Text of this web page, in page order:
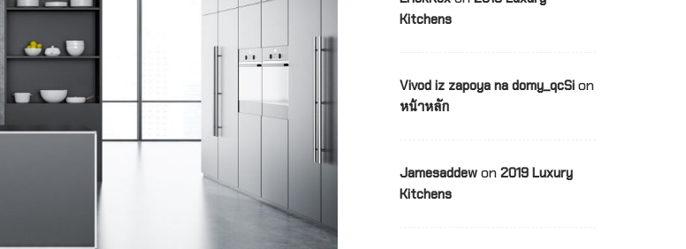
Kitchens
Vivod iz zapoya na domy_qcSion
หน้าหลัก
Jamesaddewon 2019 Luxury
Kitchens